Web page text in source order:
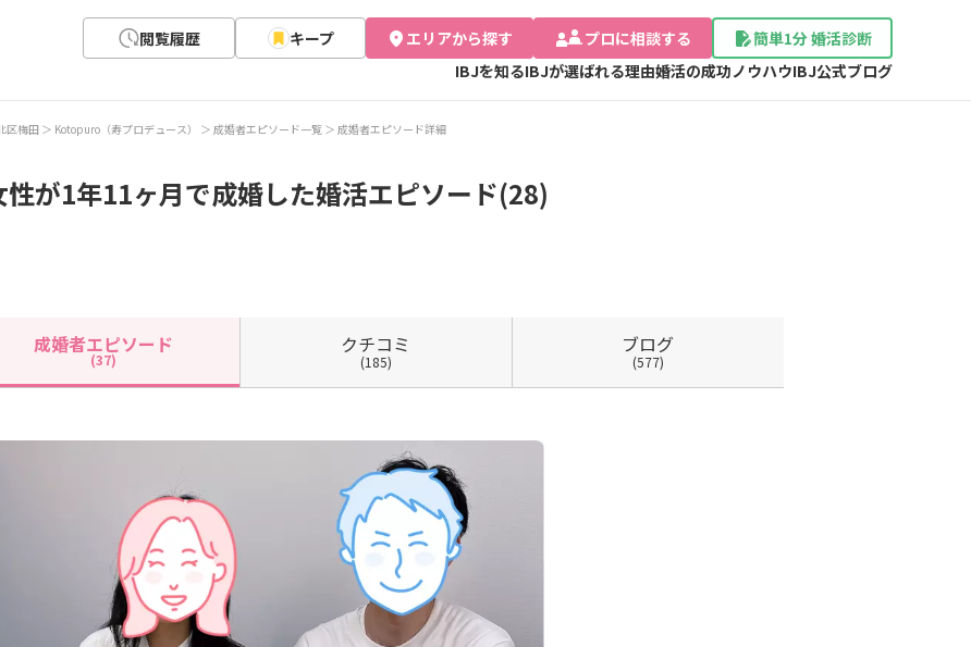
閲覧履歴 キープ エリアから探す プロに相談する
簡単1分 婚活診断
IBJを知るIBJが選ばれる理由婚活の成功ノウハウIBJ公式ブログ
区梅田 Kotopuro（寿プロデュース） 成婚者エピソード一覧 成婚者エピソード詳細
が1年11ヶ月で成婚した婚活エピソード(28)
成婚者エピソード
(37)
クチコミ
(185)
ブログ
(577)